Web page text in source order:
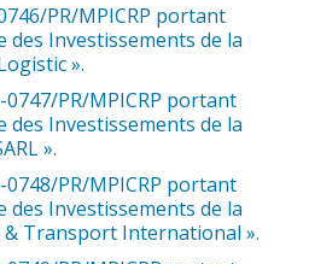
PR/MPICRP portant
des Investissements de la
».
PR/MPICRP portant
des Investissements de la
».
PR/MPICRP portant
des Investissements de la
& Transport International ».